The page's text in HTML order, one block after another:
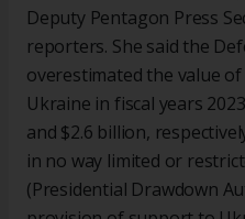
Deputy Pentagon Press
reporters. She said the
overestimated the value
Ukraine in fiscal years
and $2.6 billion,
in no way limited or
(Presidential Drawdown